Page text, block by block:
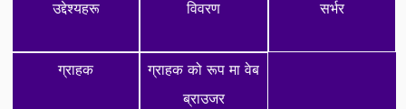
उद्देश्यहरू विवरण सर्भर
ग्राहक
ग्राहक को रूप मा वेब
ब्राउजर